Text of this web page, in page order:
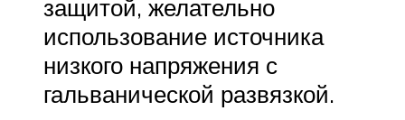
защитой, желательно
использование источника
низкого напряжения с
гальванической развязкой.